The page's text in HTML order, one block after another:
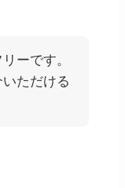
ーです。
ただける